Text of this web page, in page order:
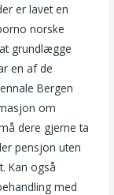
er lavet en
norske
grundlægge
en af de
Bergen
om
dere gjerne ta
pensjon uten
Kan også
med